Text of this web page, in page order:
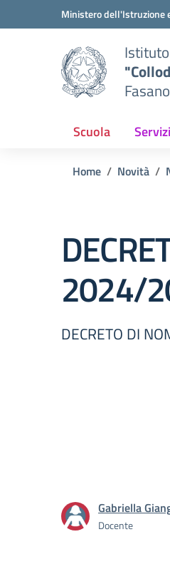
Vai ai contenuti
Vai al menu di navigazione
Ministero dell'Istruzione
Scuola Servizi
Home Novità
2024/
DECRETO DI
Gabriella
Docente